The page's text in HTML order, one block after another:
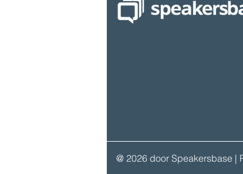
@ 2026 door Speakersbase |